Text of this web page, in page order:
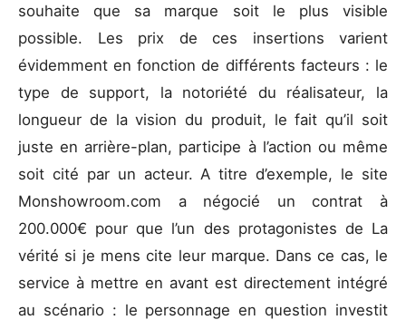
souhaite que sa marque soit le plus visible
possible. Les prix de ces insertions varient
évidemment en fonction de différents facteurs : le
type de support, la notoriété du réalisateur, la
longueur de la vision du produit, le fait qu’il soit
juste en arrière-plan, participe à l’action ou même
soit cité par un acteur. A titre d’exemple, le site
Monshowroom.com a négocié un contrat à
200.000€ pour que l’un des protagonistes de La
vérité si je mens cite leur marque. Dans ce cas, le
service à mettre en avant est directement intégré
au scénario : le personnage en question investit